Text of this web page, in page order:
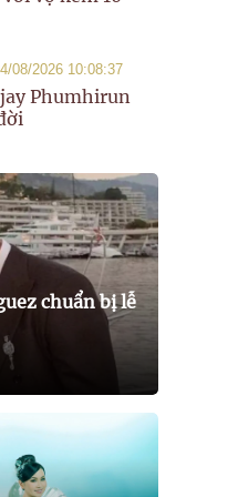
08/2026 10:08:37
Phumhirun
chuẩn bị lễ